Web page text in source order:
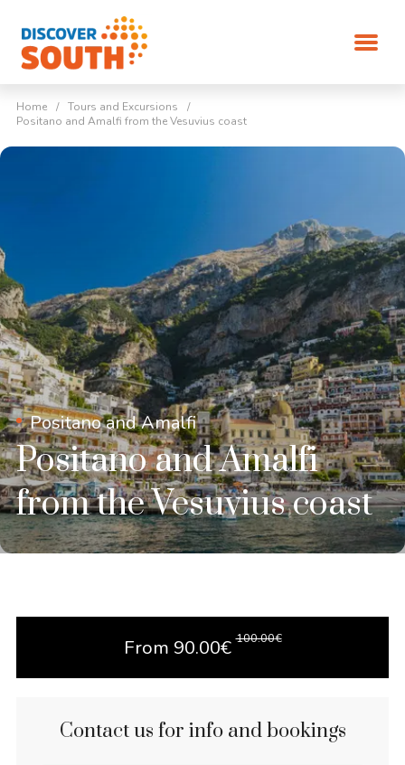
Home / Tours and Excursions
/
Positano and Amalfi from the Vesuvius coast
Positano and Amalfi
Positano and Amalfi
from the Vesuvius coast
From 90.00€ 100.00€
Contact us for info and bookings